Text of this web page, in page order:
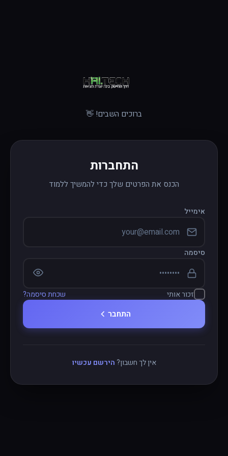
ברוכים השבים! 👋
התחברות
הכנס את הפרטים שלך כדי להמשיך ללמוד
אימייל
סיסמה
זכור אותי שכחת סיסמה?
התחבר
אין לך חשבון? הירשם עכשיו